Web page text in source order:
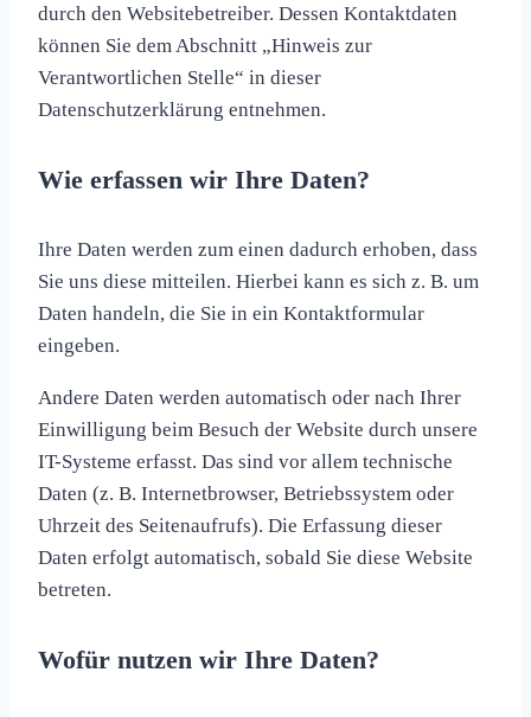
durch den Websitebetreiber. Dessen Kontaktdaten
können Sie dem Abschnitt „Hinweis zur
Verantwortlichen Stelle“ in dieser
Datenschutzerklärung entnehmen.
Wie erfassen wir Ihre Daten?
Ihre Daten werden zum einen dadurch erhoben, dass
Sie uns diese mitteilen. Hierbei kann es sich z. B. um
Daten handeln, die Sie in ein Kontaktformular
eingeben.
Andere Daten werden automatisch oder nach Ihrer
Einwilligung beim Besuch der Website durch unsere
IT-Systeme erfasst. Das sind vor allem technische
Daten (z. B. Internetbrowser, Betriebssystem oder
Uhrzeit des Seitenaufrufs). Die Erfassung dieser
Daten erfolgt automatisch, sobald Sie diese Website
betreten.
Wofür nutzen wir Ihre Daten?